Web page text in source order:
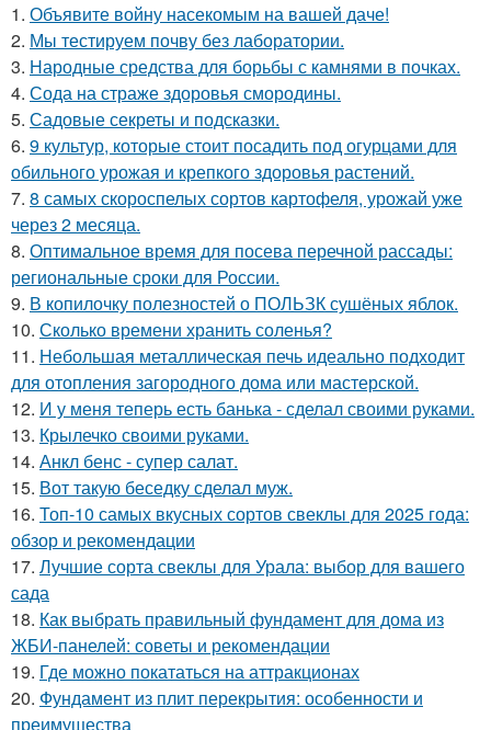
1. Объявите войну насекомым на вашей даче!
2. Мы тестируем почву без лаборатории.
3. Народные средства для борьбы с камнями в почках.
4. Сода на страже здоровья смородины.
5. Садовые секреты и подсказки.
6. 9 культур, которые стоит посадить под огурцами для
обильного урожая и крепкого здоровья растений.
7. 8 самых скороспелых сортов картофеля, урожай уже
через 2 месяца.
8. Оптимальное время для посева перечной рассады:
региональные сроки для России.
9. В копилочку полезностей о ПОЛЬЗК сушёных яблок.
10. Сколько времени хранить соленья?
11. Небольшая металлическая печь идеально подходит
для отопления загородного дома или мастерской.
12. И у меня теперь есть банька - сделал своими руками.
13. Крылечко своими руками.
14. Анкл бенс - супер салат.
15. Вот такую беседку сделал муж.
16. Топ-10 самых вкусных сортов свеклы для 2025 года:
обзор и рекомендации
17. Лучшие сорта свеклы для Урала: выбор для вашего
сада
18. Как выбрать правильный фундамент для дома из
ЖБИ-панелей: советы и рекомендации
19. Где можно покататься на аттракционах
20. Фундамент из плит перекрытия: особенности и
преимущества